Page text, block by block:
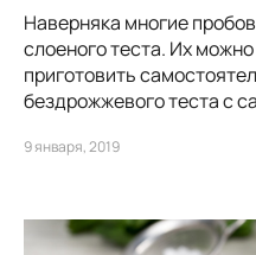
Наверняка многие
слоеного теста. Их
приготовить
бездрожжевого теста с
9 января, 2019